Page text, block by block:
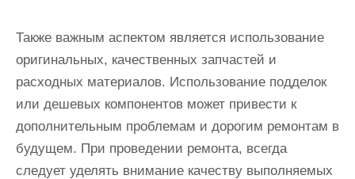
Также важным аспектом является использование
оригинальных, качественных запчастей и
расходных материалов. Использование подделок
или дешевых компонентов может привести к
дополнительным проблемам и дорогим ремонтам в
будущем. При проведении ремонта, всегда
следует уделять внимание качеству выполняемых